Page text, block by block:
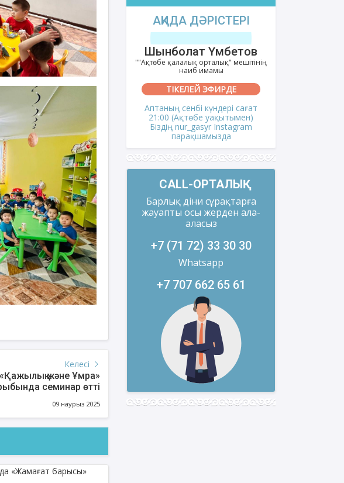
Келесі
«Қажылық және Ұмра»
семинар өтті
09 наурыз 2025
ФИҚҺ ДӘРІСТЕРІ
Смағұлов
Ғасыр" облыстық мешітінің
наиб имамы
ТІКЕЛЕЙ ЭФИРДЕ
сәрсенбі күндері сағат
(Ақтөбе уақытымен)
nur_gasyr Instagram
парақшамызда
АҚИДА ДӘРІСТЕРІ
Шынболат Үмбетов
""Ақтөбе қалалық орталық" мешітінің
наиб имамы
ТІКЕЛЕЙ ЭФИРДЕ
Аптаның сенбі күндері сағат
21:00 (Ақтөбе уақытымен)
Біздің nur_gasyr Instagram
парақшамызда
CALL-ОРТАЛЫҚ
Барлық діни сұрақтарға
жауапты осы жерден ала-
аласыз
+7 (71 72) 33 30 30
Whatsapp
+7 707 662 65 61